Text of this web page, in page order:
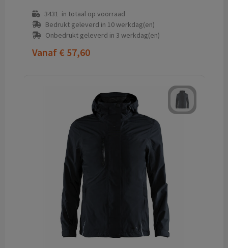
3431 in totaal op voorraad
Bedrukt geleverd in 10 werkdag(en)
Onbedrukt geleverd in 3 werkdag(en)
Vanaf € 57,60